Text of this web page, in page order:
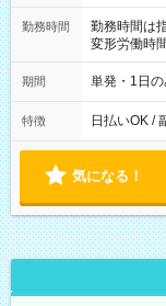
勤務時間
勤務時間は
変形労働時間制
19：00
期間 単発・1日
特徴 日払いOK /
気になる！